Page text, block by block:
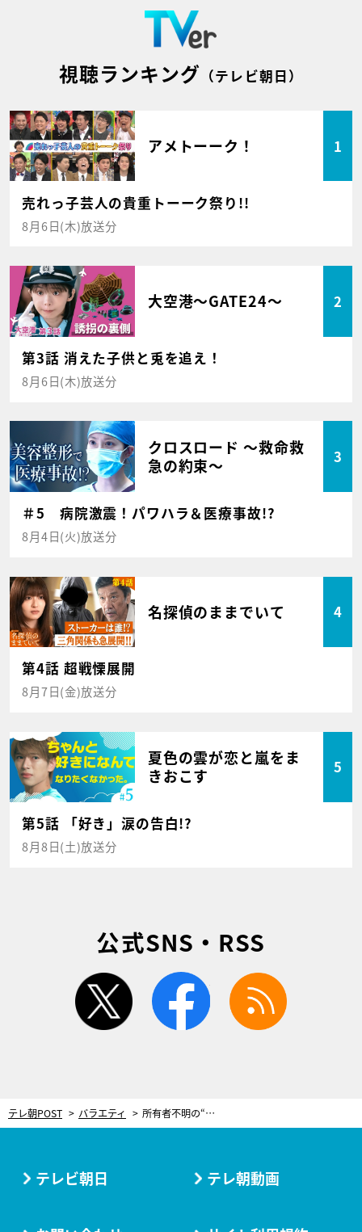
視聴ランキング （テレビ朝日）
アメトーーク！ 1
売れっ子芸人の貴重トーーク祭り!!
8月6日(木)放送分
大空港～GATE24～ 2
第3話 消えた子供と兎を追え！
8月6日(木)放送分
クロスロード ～救命救
急の約束～
3
＃5 病院激震！パワハラ＆医療事故!?
8月4日(火)放送分
名探偵のままでいて 4
第4話 超戦慄展開
8月7日(金)放送分
夏色の雲が恋と嵐をま
きおこす
5
第5話 「好き」涙の告白!?
8月8日(土)放送分
公式SNS・RSS
twitter facebook
テレ朝POST バラエティ 所有者不明の“ポツンと一軒家”！入り口は厳重に閉鎖…再訪すると「一見の価値がある」光景が
テレビ朝日 テレ朝動画